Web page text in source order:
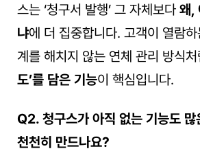
스는 ‘청구서 발행’ 그 자체보다 왜,
냐에 더 집중합니다. 고객이 열람
계를 해치지 않는 연체 관리 방식처
도’를 담은 기능이 핵심입니다.
Q2. 청구스가 아직 없는 기능도 많
천천히 만드나요?